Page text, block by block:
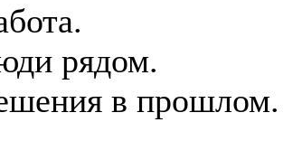
рядом.
в прошлом.